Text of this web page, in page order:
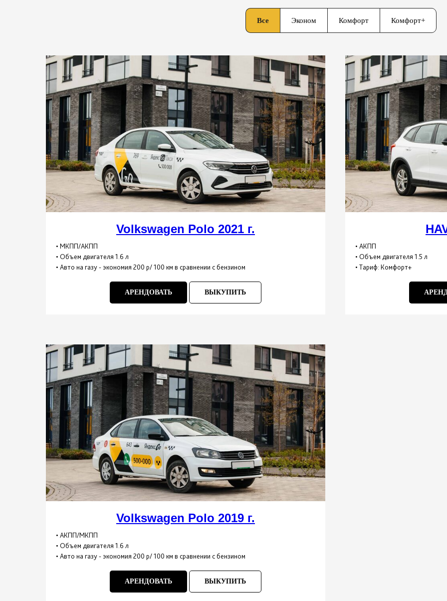
Все Эконом Комфорт Комфорт+
Volkswagen Polo 2021 г.
• МКПП/АКПП
• Объем двигателя 1.6 л
• Авто на газу - экономия 200 р/ 100 км в сравнении с бензином
АРЕНДОВАТЬ ВЫКУПИТЬ
• АКПП
• Объем двигателя 1.5 л
• Тариф: Комфорт+
Volkswagen Polo 2019 г.
• АКПП/МКПП
• Объем двигателя 1.6 л
• Авто на газу - экономия 200 р/ 100 км в сравнении с бензином
АРЕНДОВАТЬ ВЫКУПИТЬ